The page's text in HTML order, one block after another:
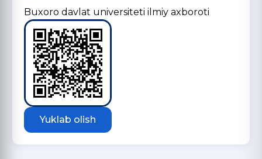
Buxoro davlat universiteti ilmiy axboroti
Yuklab olish